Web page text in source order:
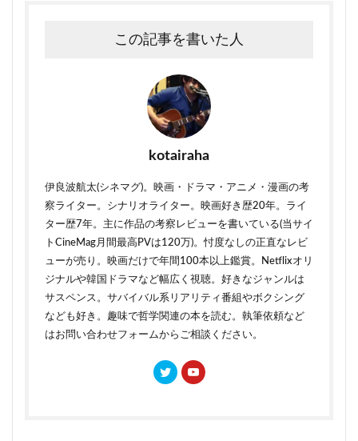
この記事を書いた人
kotairaha
伊良波航太(シネマグ)。映画・ドラマ・アニメ・漫画の考
察ライター。シナリオライター。映画好き歴20年。ライ
ター歴7年。主に作品の考察レビューを書いている(当サイ
トCineMag月間最高PVは120万)。忖度なしの正直なレビ
ューが売り。映画だけで年間100本以上鑑賞。Netflixオリ
ジナルや韓国ドラマなど幅広く視聴。好きなジャンルは
サスペンス。サバイバル系リアリティ番組やボクシング
なども好き。趣味で哲学関連の本を読む。執筆依頼など
はお問い合わせフォームからご相談ください。